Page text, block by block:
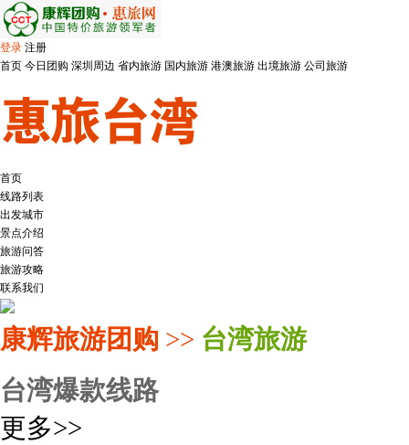
登录 注册
首页 今日团购 深圳周边 省内旅游 国内旅游 港澳旅游 出境旅游 公司旅游
首页
线路列表
出发城市
景点介绍
旅游问答
旅游攻略
联系我们
康辉旅游团购 >> 台湾旅游
台湾爆款线路
更多>>